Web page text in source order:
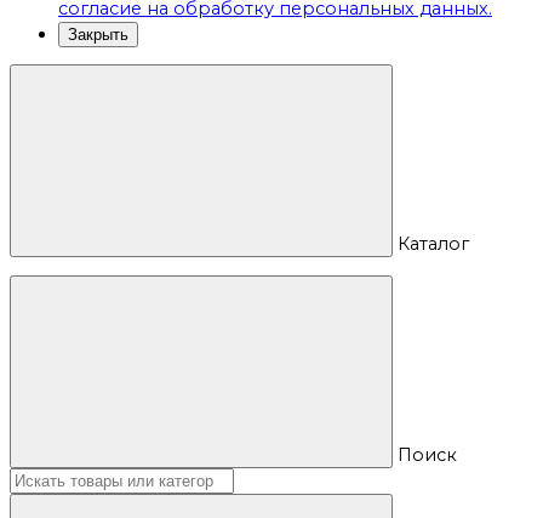
согласие на обработку персональных данных.
Закрыть
Каталог
Поиск